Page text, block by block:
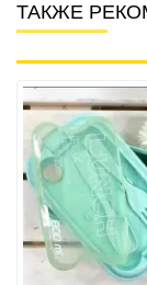
ТАКЖЕ